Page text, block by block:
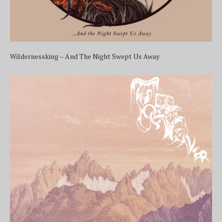
Wildernessking – And The Night Swept Us Away